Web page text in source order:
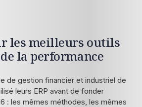
les meilleurs outils
la performance
de gestion financier et industriel de
leurs ERP avant de fonder
: les mêmes méthodes, les mêmes